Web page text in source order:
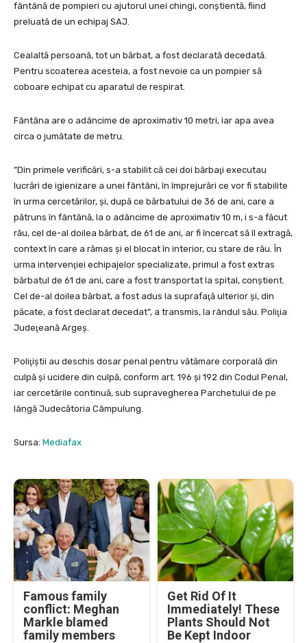
fântână de pompieri cu ajutorul unei chingi, conştientă, fiind
preluată de un echipaj SAJ.
Cealaltă persoană, tot un bărbat, a fost declarată decedată.
Pentru scoaterea acesteia, a fost nevoie ca un pompier să
coboare echipat cu aparatul de respirat.
Fântâna are o adâncime de aproximativ 10 metri, iar apa avea
circa o jumătate de metru.
”Din primele verificări, s-a stabilit că cei doi bărbaţi executau
lucrări de igienizare a unei fântâni, în împrejurări ce vor fi stabilite
în urma cercetărilor, şi, după ce bărbatului de 36 de ani, care a
pătruns în fântână, la o adâncime de aproximativ 10 m, i s-a făcut
rău, cel de-al doilea bărbat, de 61 de ani, ar fi încercat să îl extragă,
context în care a rămas şi el blocat în interior, cu stare de rău. În
urma intervenţiei echipajelor specializate, primul a fost extras
bărbatul de 61 de ani, care a fost transportat la spital, conştient.
Cel de-al doilea bărbat, a fost adus la suprafaţă ulterior şi, din
păcate, a fost declarat decedat”, a transmis, la rândul său. Poliţia
Judeţeană Argeş.
Poliţiştii au deschis dosar penal pentru vătămare corporală din
culpă şi ucidere din culpă, conform art. 196 şi 192 din Codul Penal,
iar cercetările continuă, sub supravegherea Parchetului de pe
lângă Judecătoria Câmpulung.
Sursa: Mediafax
Famous family
conflict: Meghan
Markle blamed
family members
Get Rid Of It
Immediately! These
Plants Should Not
Be Kept Indoor